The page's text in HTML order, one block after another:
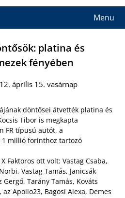
Menu
platina és
fényében
április 15. vasárnap
döntősei átvették platina és
Tibor is megkapta
FR típusú autót, a
1 millió forinthoz tartozó
Faktoros ott volt: Vastag Csaba,
Vastag Tamás, Janicsák
Gergő, Tarány Tamás, Kováts
az Apollo23, Bagosi Alexa, Demes